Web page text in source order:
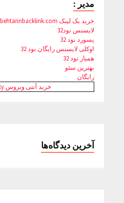
مدیر :
خرید بک لینک behtarinbacklink.com
لایسنس نود32
پسورد نود 32
اوکلی لایسنس رایگان نود 32
همیار نود 32
بهترین سئو
رایگان
خرید آنتی ویروس Kaspersky
آخرین دیدگاه‌ها